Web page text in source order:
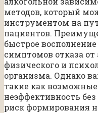
методов, который
инструментом на
пациентов.
быстрое
симптомов отказа
физического и
организма. Однако
такие как
неэффективность
риск формирования